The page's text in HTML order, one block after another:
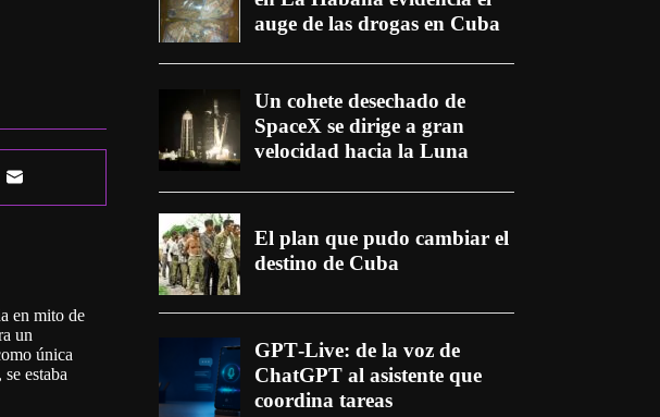
en mito de
un
única
estaba